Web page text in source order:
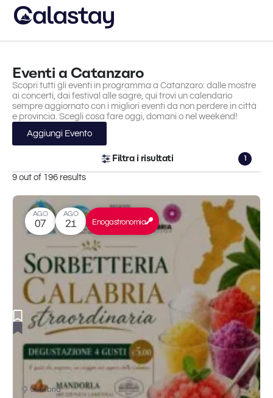
Eventi a Catanzaro
Scopri tutti gli eventi in programma a Catanzaro: dalle mostre
ai concerti, dai festival alle sagre, qui trovi un calendario
sempre aggiornato con i migliori eventi da non perdere in città
e provincia. Scegli cosa fare oggi, domani o nel weekend!
Aggiungi Evento
Filtra i risultati 1
9 out of 196 results
Calabria
AGO
07
AGO
21 Enogastronomia